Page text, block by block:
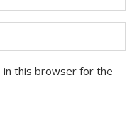
in this browser for the